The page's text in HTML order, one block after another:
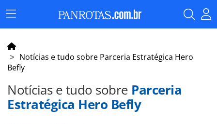
Menu
Principal
Notícias e tudo sobre Parceria Estratégica Hero
Befly
Notícias e tudo sobre Parceria
Estratégica Hero Befly